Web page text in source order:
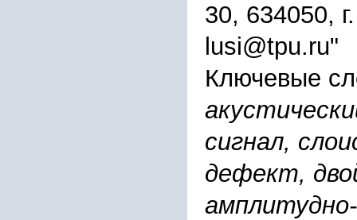
30, 634050,
lusi@tpu.ru"
Ключевые
сигнал,
дефект,